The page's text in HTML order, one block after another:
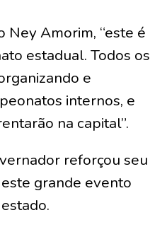
Ney Amorim, “este é
estadual. Todos os
e
internos, e
na capital”.
reforçou seu
grande evento